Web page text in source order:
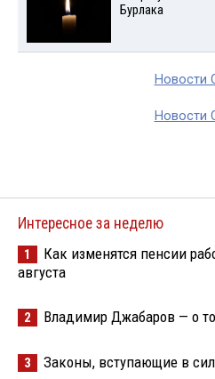
Бурлака
Новости
Новости
Интересное за неделю
1
Как изменятся пенсии
августа
2 Владимир Джабаров — о
3 Законы, вступающие в